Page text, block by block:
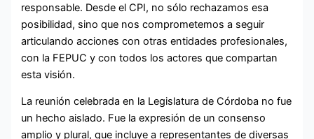
responsable. Desde el CPI, no sólo rechazamos esa
posibilidad, sino que nos comprometemos a seguir
articulando acciones con otras entidades profesionales,
con la FEPUC y con todos los actores que compartan
esta visión.
La reunión celebrada en la Legislatura de Córdoba no fue
un hecho aislado. Fue la expresión de un consenso
amplio y plural, que incluye a representantes de diversas